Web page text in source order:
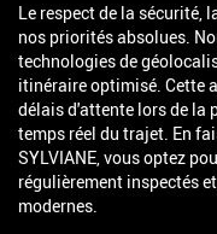
Le respect de la sécurité,
nos priorités absolues.
technologies de
itinéraire optimisé. Cette
délais d'attente lors de la
temps réel du trajet. En
SYLVIANE, vous optez
régulièrement inspectés
modernes.